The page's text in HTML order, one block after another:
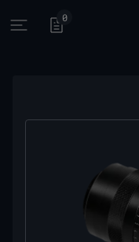
Open main menu
0